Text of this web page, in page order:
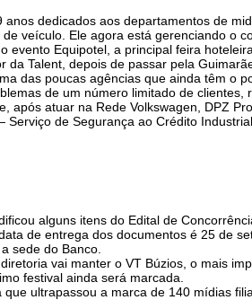
anos dedicados aos departamentos de
veículo. Ele agora está gerenciando o
evento Equipotel, a principal feira
da Talent, depois de passar pela
das poucas agências que ainda têm o
de um número limitado de clientes,
após atuar na Rede Volkswagen, DPZ
de Segurança ao Crédito
alguns itens do Edital de
de entrega dos documentos é 25 de
sede do Banco.
vai manter o VT Búzios, o mais
festival ainda será marcada.
que ultrapassou a marca de 140 mídias